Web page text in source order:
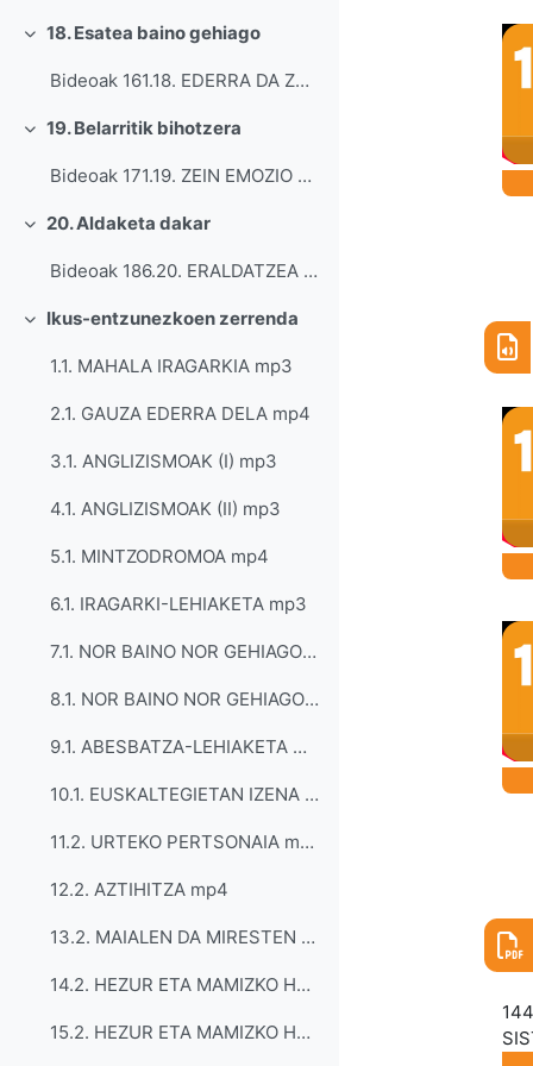
Tolestu
18. Esatea baino gehiago
Bideoak 161.18. EDERRA DA ZU ENTZUTEA Jai...
Tolestu
19. Belarritik bihotzera
Bideoak 171.19. ZEIN EMOZIO ERAGITEN DIGU ...
Tolestu
20. Aldaketa dakar
Bideoak 186.20. ERALDATZEA Jaitsi 1...
Tolestu
Ikus-entzunezkoen zerrenda
1.1. MAHALA IRAGARKIA mp3
2.1. GAUZA EDERRA DELA mp4
3.1. ANGLIZISMOAK (I) mp3
4.1. ANGLIZISMOAK (II) mp3
5.1. MINTZODROMOA mp4
6.1. IRAGARKI-LEHIAKETA mp3
7.1. NOR BAINO NOR GEHIAGO I mp3
8.1. NOR BAINO NOR GEHIAGO II mp3
9.1. ABESBATZA-LEHIAKETA mp4
10.1. EUSKALTEGIETAN IZENA EMATEKO mp3
11.2. URTEKO PERTSONAIA mp4
12.2. AZTIHITZA mp4
13.2. MAIALEN DA MIRESTEN DUDAN PERTSONA mp4
14.2. HEZUR ETA MAMIZKO HEROIAK I mp3
15.2. HEZUR ETA MAMIZKO HEROIAK II mp3